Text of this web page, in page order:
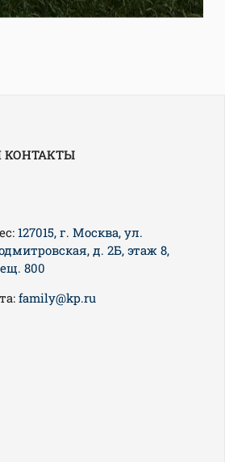
127015, г. Москва, ул.
д. 2Б, этаж 8,
800
family@kp.ru